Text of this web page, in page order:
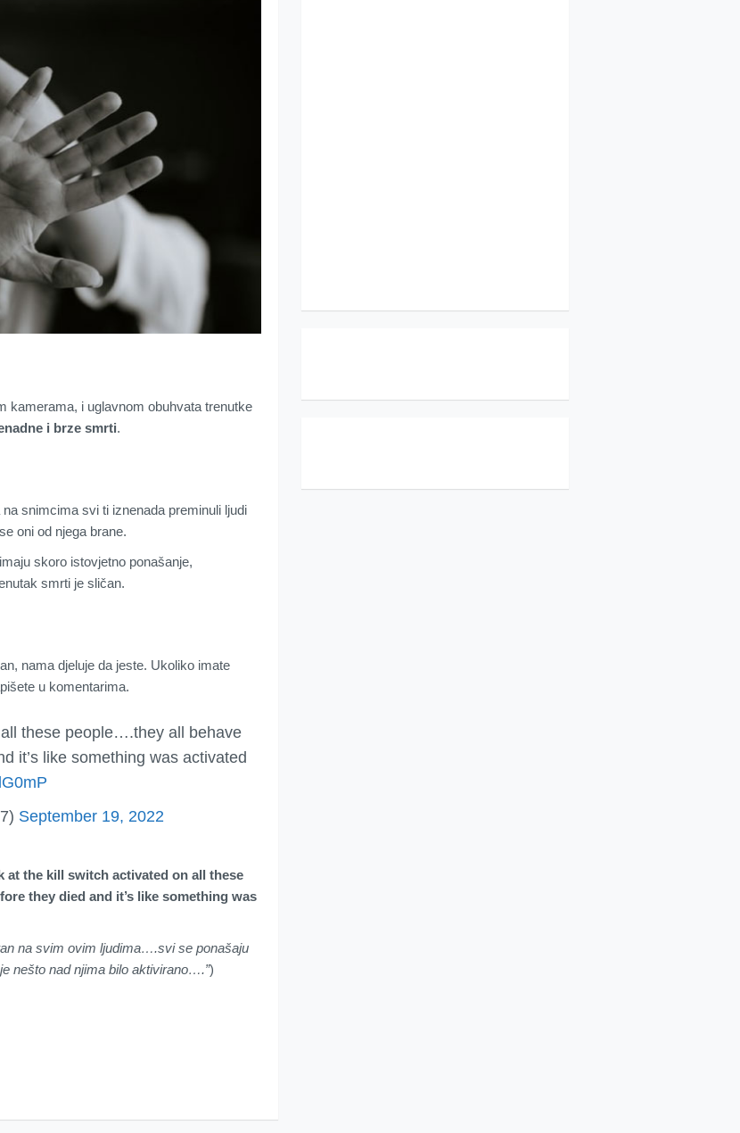
kamerama, i uglavnom obuhvata trenutke
i brze smrti.
snimcima svi ti iznenada preminuli ljudi
oni od njega brane.
skoro istovjetno ponašanje,
smrti je sličan.
nama djeluje da jeste. Ukoliko imate
u komentarima.
these people….they all behave
it’s like something was activated
September 19, 2022
at the kill switch activated on all these
they died and it’s like something was
na svim ovim ljudima….svi se ponašaju
nešto nad njima bilo aktivirano….”)